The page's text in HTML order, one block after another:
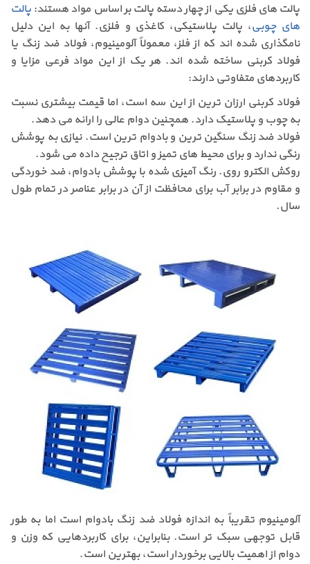
پالت های فلزی یکی از چهار دسته پالت بر اساس مواد هستند: پالت
های چوبی، پالت پلاستیکی، کاغذی و فلزی. آنها به این دلیل
نامگذاری شده اند که از فلز، معمولاً آلومینیوم، فولاد ضد زنگ یا
فولاد کربنی ساخته شده اند. هر یک از این مواد فرعی مزایا و
کاربردهای متفاوتی دارند:
فولاد کربنی ارزان ترین از این سه است، اما قیمت بیشتری نسبت
به چوب و پلاستیک دارد. همچنین دوام عالی را ارائه می دهد.
فولاد ضد زنگ سنگین ترین و بادوام ترین است. نیازی به پوشش
رنگی ندارد و برای محیط های تمیز و اتاق ترجیح داده می شود.
روکش الکترو روی. رنگ آمیزی شده با پوشش بادوام، ضد خوردگی
و مقاوم در برابر آب برای محافظت از آن در برابر عناصر در تمام طول
سال.
آلومینیوم تقریباً به اندازه فولاد ضد زنگ بادوام است اما به طور
قابل توجهی سبک تر است. بنابراین، برای کاربردهایی که وزن و
دوام از اهمیت بالایی برخوردار است، بهترین است.